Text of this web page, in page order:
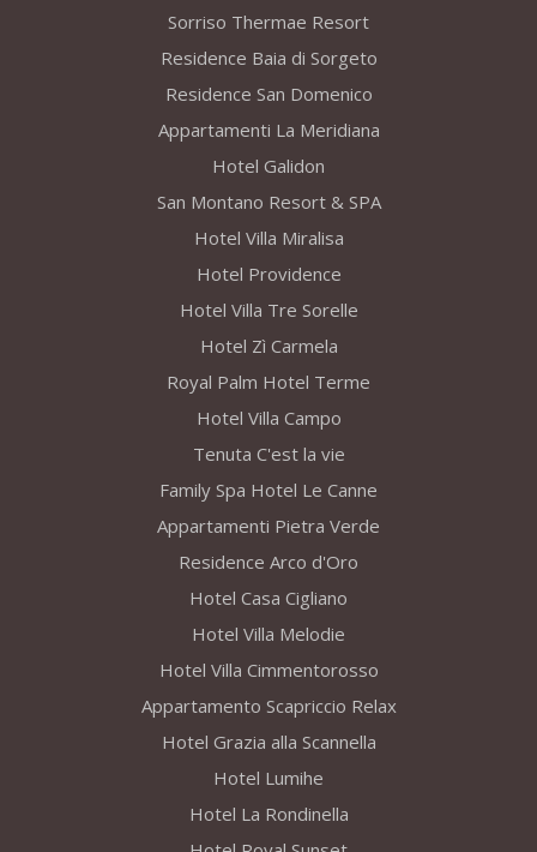
Sorriso Thermae Resort
Residence Baia di Sorgeto
Residence San Domenico
Appartamenti La Meridiana
Hotel Galidon
San Montano Resort & SPA
Hotel Villa Miralisa
Hotel Providence
Hotel Villa Tre Sorelle
Hotel Zì Carmela
Royal Palm Hotel Terme
Hotel Villa Campo
Tenuta C'est la vie
Family Spa Hotel Le Canne
Appartamenti Pietra Verde
Residence Arco d'Oro
Hotel Casa Cigliano
Hotel Villa Melodie
Hotel Villa Cimmentorosso
Appartamento Scapriccio Relax
Hotel Grazia alla Scannella
Hotel Lumihe
Hotel La Rondinella